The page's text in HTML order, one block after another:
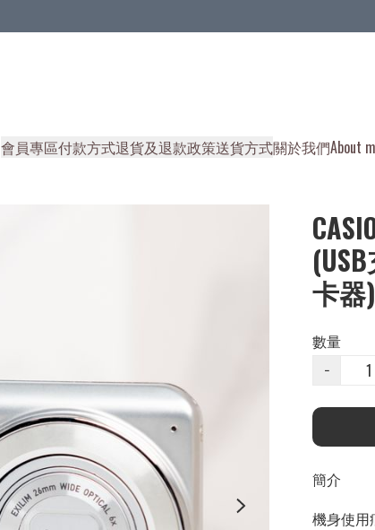
會員專區付款方式退貨及退款政策送貨方式關於我們About
卡器)
數量
−
簡介
機身使用